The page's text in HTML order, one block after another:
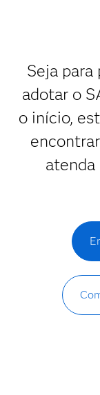
Seja para
adotar o
o início,
atenda